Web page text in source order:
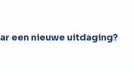
een nieuwe uitdaging?